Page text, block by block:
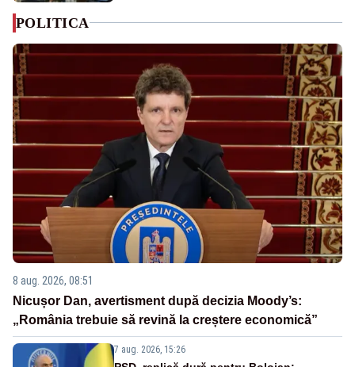
POLITICA
8 aug. 2026, 08:51
Nicușor Dan, avertisment după decizia Moody’s:
„România trebuie să revină la creștere economică”
7 aug. 2026, 15:26